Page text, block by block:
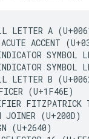
LETTER A
ACCENT
SYMBOL
SYMBOL
LETTER B
(U+1F46E)
FITZPATRICK
JOINER (U+200D)
(U+2640)